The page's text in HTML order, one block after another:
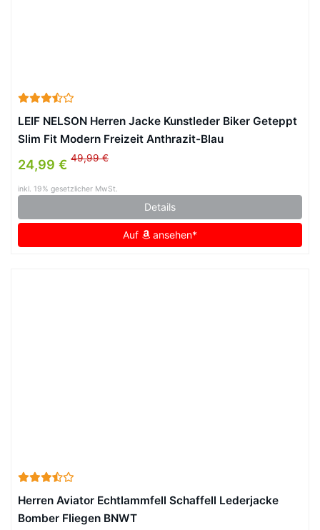
LEIF NELSON Herren Jacke Kunstleder Biker Geteppt
Slim Fit Modern Freizeit Anthrazit-Blau
24,99 € 49,99 €
inkl. 19% gesetzlicher MwSt.
Details
Auf ansehen*
Herren Aviator Echtlammfell Schaffell Lederjacke
Bomber Fliegen BNWT